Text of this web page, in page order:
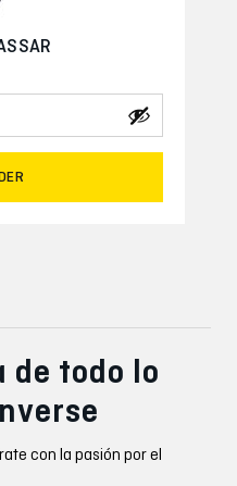
de todo lo
con la pasión por el